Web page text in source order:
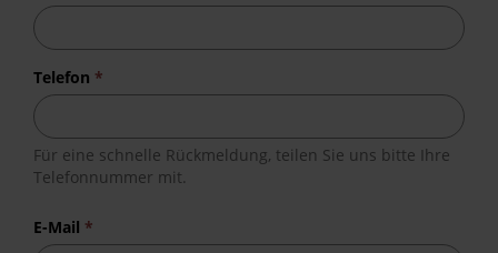
Telefon *
Für eine schnelle Rückmeldung, teilen Sie uns bitte Ihre
Telefonnummer mit.
E-Mail *